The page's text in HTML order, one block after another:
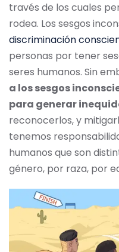
través de los cuales
rodea. Los sesgos
discriminación
personas por tener
seres humanos. Sin
a los sesgos
para generar
reconocerlos, y
tenemos
humanos que son
género, por raza, por